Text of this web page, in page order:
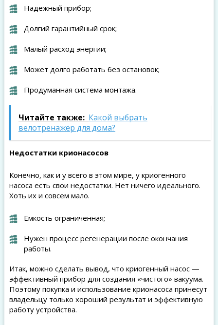
Надежный прибор;
Долгий гарантийный срок;
Малый расход энергии;
Может долго работать без остановок;
Продуманная система монтажа.
Читайте также: Какой выбрать
велотренажёр для дома?
Недостатки крионасосов
Конечно, как и у всего в этом мире, у криогенного
насоса есть свои недостатки. Нет ничего идеального.
Хоть их и совсем мало.
Емкость ограниченная;
Нужен процесс регенерации после окончания
работы.
Итак, можно сделать вывод, что криогенный насос —
эффективный прибор для создания «чистого» вакуума.
Поэтому покупка и использование крионасоса принесут
владельцу только хороший результат и эффективную
работу устройства.